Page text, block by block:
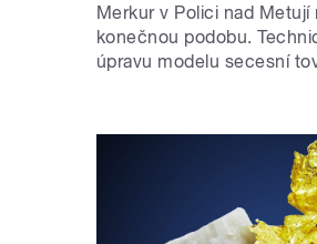
Merkur v Polici nad
konečnou podobu.
úpravu modelu secesní